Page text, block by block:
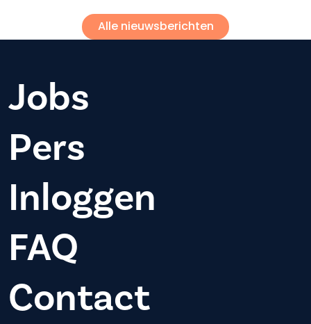
Alle nieuwsberichten
Jobs
Pers
Inloggen
FAQ
Contact